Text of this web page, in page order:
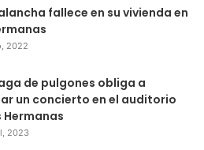
fallece en su vivienda en
2022
de pulgones obliga a
un concierto en el auditorio
Hermanas
2023